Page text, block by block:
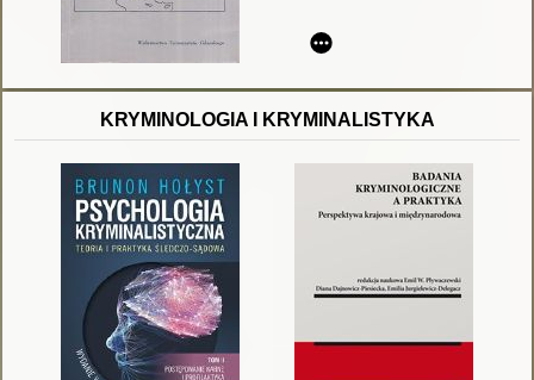
KRYMINOLOGIA I KRYMINALISTYKA